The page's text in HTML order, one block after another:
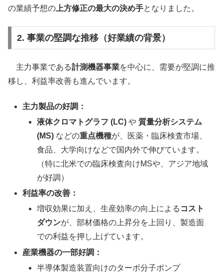
の業績予想の 上方修正の最大の決め手となりました。
2. 事業の堅調な推移（好業績の背景）
主力事業である計測機器事業を中心に、需要が堅調に推
移し、利益率改善も進んでいます。
主力製品の好調：
液体クロマトグラフ (LC) や質量分析システム
(MS) などの重点機種が、医薬・臨床検査市場、
食品、大学向けなどで国内外で伸びています。
（特に北米での臨床検査向けMSや、アジア地域
が好調）
利益率の改善：
増収効果に加え、生産効率の向上による コスト
ダウンが、部材価格の上昇分を上回り、製造面
での利益を押し上げています。
産業機器の一部好調：
半導体製造装置向けのターボ分子ポンプ